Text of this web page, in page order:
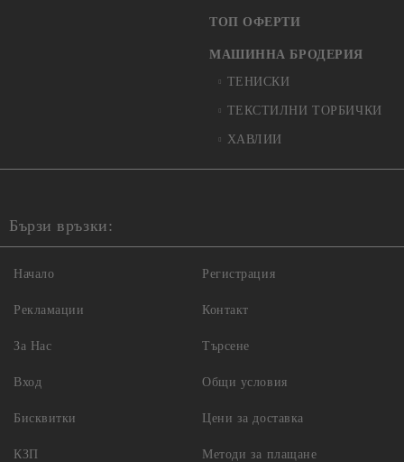
ТОП ОФЕРТИ
МАШИННА БРОДЕРИЯ
ТЕНИСКИ
ТЕКСТИЛНИ ТОРБИЧКИ
ХАВЛИИ
Бързи връзки:
Начало
Рекламации
За Нас
Вход
Регистрация
Контакт
Търсене
Общи условия
Бисквитки
КЗП
Цени за доставка
Методи за плащане